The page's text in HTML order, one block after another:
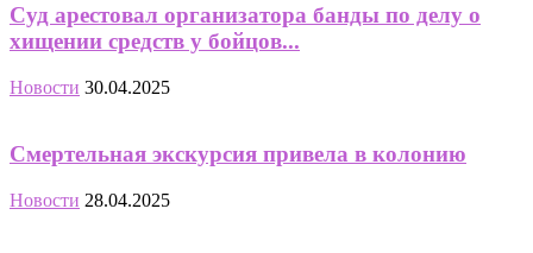
Суд арестовал организатора банды по делу о
хищении средств у бойцов...
Новости 30.04.2025
Смертельная экскурсия привела в колонию
Новости 28.04.2025